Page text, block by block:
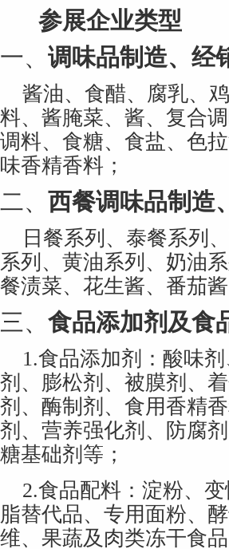
参展企业类型
一、 调味品制造、经
酱油、食醋、腐乳、
料、酱腌菜、酱、复合
调料、食糖、食盐、色
味香精香料；
二、 西餐调味品制造
日餐系列、泰餐系列
系列、黄油系列、奶油
餐渍菜、花生酱、番茄
三、 食品添加剂及食
1.食品添加剂：酸味
剂、膨松剂、被膜剂、
剂、酶制剂、食用香精
剂、营养强化剂、防腐
糖基础剂等；
2.食品配料：淀粉、
脂替代品、专用面粉、
维、果蔬及肉类冻干食